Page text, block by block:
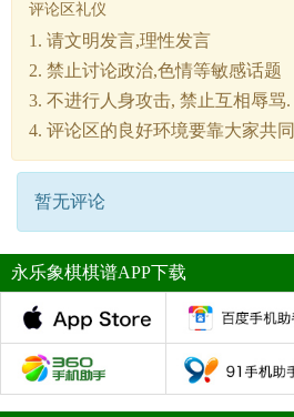
评论区礼仪
1. 请文明发言,理性发言
2. 禁止讨论政治,色情等敏感话题
3. 不进行人身攻击, 禁止互相辱骂.
4. 评论区的良好环境要靠大家共
暂无评论
永乐象棋棋谱APP下载